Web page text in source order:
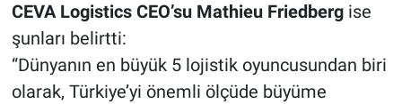
CEVA Logistics CEO’su Mathieu Friedbergise
şunları belirtti:
“Dünyanın en büyük 5 lojistik oyuncusundan biri
olarak, Türkiye’yi önemli ölçüde büyüme